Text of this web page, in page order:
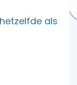
als